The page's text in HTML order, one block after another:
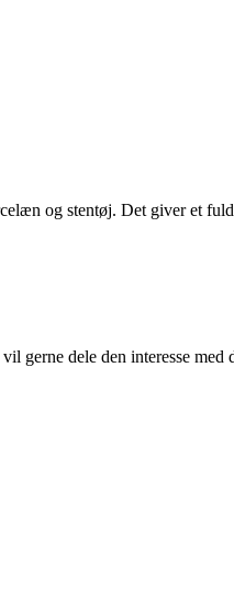
og stentøj. Det giver et
gerne dele den interesse